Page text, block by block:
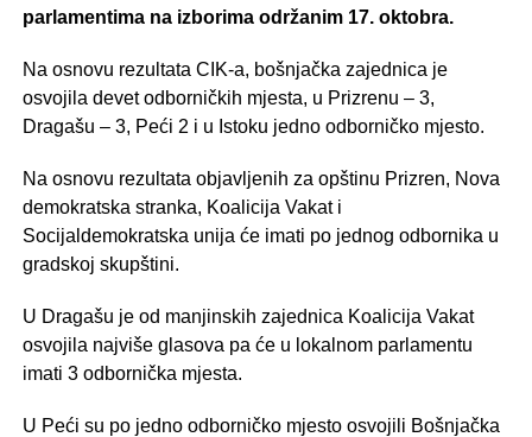
parlamentima na izborima održanim 17. oktobra.
Na osnovu rezultata CIK-a, bošnjačka zajednica je
osvojila devet odborničkih mjesta, u Prizrenu – 3,
Dragašu – 3, Peći 2 i u Istoku jedno odborničko mjesto.
Na osnovu rezultata objavljenih za opštinu Prizren, Nova
demokratska stranka, Koalicija Vakat i
Socijaldemokratska unija će imati po jednog odbornika u
gradskoj skupštini.
U Dragašu je od manjinskih zajednica Koalicija Vakat
osvojila najviše glasova pa će u lokalnom parlamentu
imati 3 odbornička mjesta.
U Peći su po jedno odborničko mjesto osvojili Bošnjačka